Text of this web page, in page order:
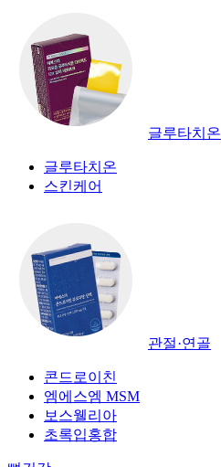
글루타치온
글루타치온
스킨케어
관절·연골
콘드로이친
엠에스엠 MSM
보스웰리아
초록입홍합